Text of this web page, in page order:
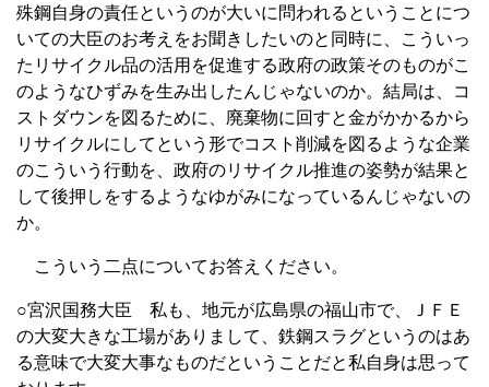
殊鋼自身の責任というのが大いに問われるということにつ
いての大臣のお考えをお聞きしたいのと同時に、こういっ
たリサイクル品の活用を促進する政府の政策そのものがこ
のようなひずみを生み出したんじゃないのか。結局は、コ
ストダウンを図るために、廃棄物に回すと金がかかるから
リサイクルにしてという形でコスト削減を図るような企業
のこういう行動を、政府のリサイクル推進の姿勢が結果と
して後押しをするようなゆがみになっているんじゃないの
か。
こういう二点についてお答えください。
○宮沢国務大臣 私も、地元が広島県の福山市で、ＪＦＥ
の大変大きな工場がありまして、鉄鋼スラグというのはあ
る意味で大変大事なものだということだと私自身は思って